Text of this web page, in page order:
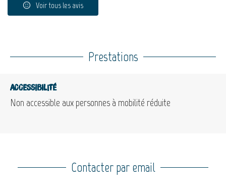
Voir tous les avis
Prestations
Accessibilité
Non accessible aux personnes à mobilité réduite
Contacter par email